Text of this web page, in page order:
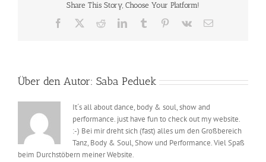
Share This Story, Choose Your Platform!
Facebook RedditLinkedInTumblr Pinterest
Vk
E-
Über den Autor: Saba Peduek
It´s all about dance, body & soul, show and
performance. just have fun to check out my website.
:-) Bei mir dreht sich (fast) alles um den Großbereich
Tanz, Body & Soul, Show und Performance. Viel Spaß
beim Durchstöbern meiner Website.